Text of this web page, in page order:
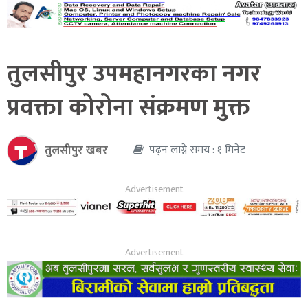
विचार
अर्थ
संवाद
मनोरञ्जन
तुलसीपुर उपमहानगरका नगर
प्रवक्ता कोरोना संक्रमण मुक्त
तुलसीपुर खबर पढ्न लाग्ने समय : १ मिनेट